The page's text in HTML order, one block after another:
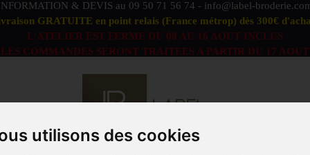
utilisons des cookies
& DEVIS au 09 50 71 56 74 - info@label-
GRATUITE en point relais (France métrop) dès 300€
L'ATELIER EST FERME DU 08 AU 16 AOUT INCLUS
LES COMMANDES SERONT TRAITEES A PARTIR DU 17 AOUT